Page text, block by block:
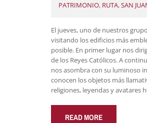
PATRIMONIO, RUTA,SAN
El jueves, uno de nuestros
visitando los edificios más
posible. En primer lugar nos
de los Reyes Católicos. A
nos asombra con su luminoso
conocen los objetos más
religiones, leyendas y avatares
READ MORE